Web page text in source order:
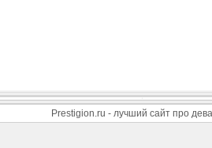
Prestigion.ru - лучший сайт про